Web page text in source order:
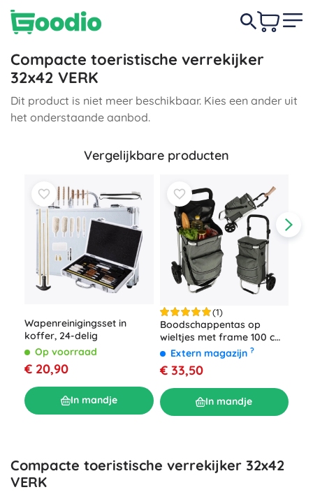
Compacte toeristische verrekijker
32x42 VERK
Dit product is niet meer beschikbaar. Kies een ander uit
het onderstaande aanbod.
Vergelijkbare producten
Wapenreinigingsset in
koffer, 24-delig
Op voorraad
€ 20,90
In mandje
(1)
Boodschappentas op
wieltjes met frame 100 cm
– grijs
Extern magazijn ?
€ 33,50
In mandje
Compacte toeristische verrekijker 32x42
VERK